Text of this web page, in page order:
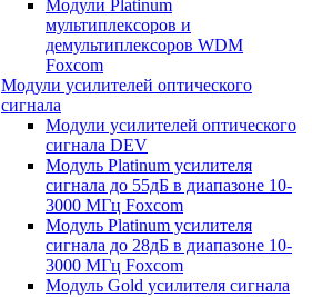
Модули Platinum
мультиплексоров и
демультиплексоров WDM
Foxcom
Модули усилителей оптического
сигнала
Модули усилителей оптического
сигнала DEV
Модуль Platinum усилителя
сигнала до 55дБ в диапазоне 10-
3000 МГц Foxcom
Модуль Platinum усилителя
сигнала до 28дБ в диапазоне 10-
3000 МГц Foxcom
Модуль Gold усилителя сигнала